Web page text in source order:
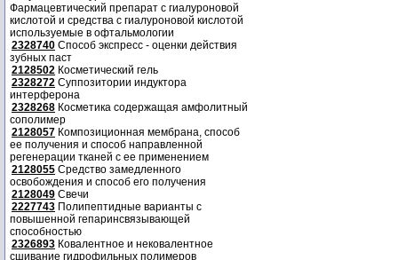
Фармацевтический препарат с гиалуроновой
кислотой и средства с гиалуроновой кислотой
используемые в офтальмологии
2328740 Способ экспресс - оценки действия
зубных паст
2128502 Косметический гель
2328272 Суппозитории индуктора
интерферона
2328268 Косметика содержащая амфолитный
сополимер
2128057 Композиционная мембрана, способ
ее получения и способ направленной
регенерации тканей с ее применением
2128055 Средство замедленного
освобождения и способ его получения
2128049 Свечи
2227743 Полипептидные варианты с
повышенной гепаринсвязывающей
способностью
2326893 Ковалентное и нековалентное
сшивание гидрофильных полимеров